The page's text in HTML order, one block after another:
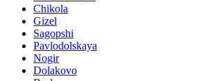
Chikola
Gizel
Sagopshi
Pavlodolskaya
Nogir
Dolakovo